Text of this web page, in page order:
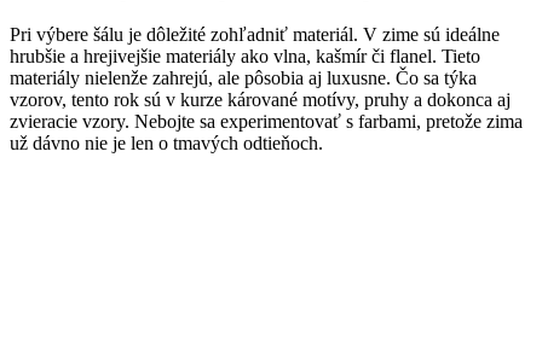
Pri výbere šálu je dôležité zohľadniť materiál. V zime sú ideálne
hrubšie a hrejivejšie materiály ako vlna, kašmír či flanel. Tieto
materiály nielenže zahrejú, ale pôsobia aj luxusne. Čo sa týka
vzorov, tento rok sú v kurze kárované motívy, pruhy a dokonca aj
zvieracie vzory. Nebojte sa experimentovať s farbami, pretože zima
už dávno nie je len o tmavých odtieňoch.